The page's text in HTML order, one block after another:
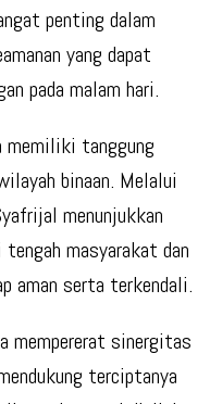
penting dalam
yang dapat
pada malam hari.
memiliki tanggung
binaan. Melalui
menunjukkan
masyarakat dan
aman serta terkendali.
mempererat sinergitas
terciptanya